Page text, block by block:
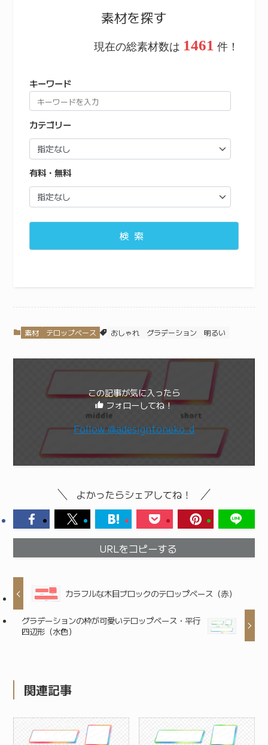
素材を探す
現在の総素材数は 1461 件！
キーワード
カテゴリー
有料・無料
検索
素材 テロップベース おしゃれ グラデーション 明るい
この記事が気に入ったら
フォローしてね！
Follow @adesigntoneko_d
よかったらシェアしてね！
URLをコピーする
カラフルな木目ブロックのテロップベース（赤）
グラデーションの枠が可愛いテロップベース・平行
四辺形（水色）
関連記事